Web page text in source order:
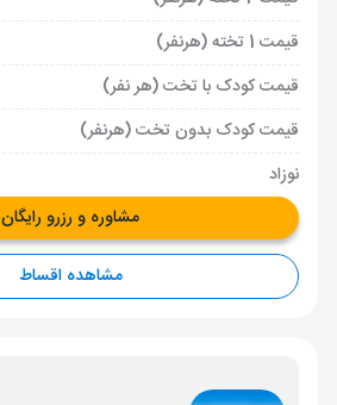
قیمت 1 تخته (هرنفر)
قیمت کودک با تخت (هر نفر)
قیمت کودک بدون تخت (هرنفر)
نوزاد
مشاوره و رزرو رایگان
مشاهده اقساط